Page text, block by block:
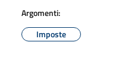
Argomenti:
Imposte